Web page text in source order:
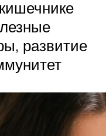
развитие